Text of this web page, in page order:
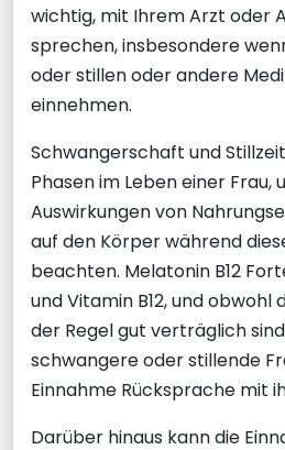
wichtig, mit Ihrem Arzt oder
sprechen, insbesondere
oder stillen oder andere
einnehmen.
Schwangerschaft und
Phasen im Leben einer Frau,
Auswirkungen von
auf den Körper während
beachten. Melatonin B12
und Vitamin B12, und
der Regel gut verträglich
schwangere oder stillende
Einnahme Rücksprache mit
Darüber hinaus kann die